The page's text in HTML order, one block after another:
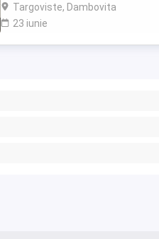
Targoviste, Dambovita
23 iunie